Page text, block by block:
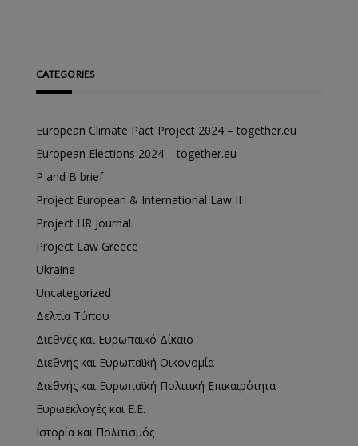
CATEGORIES
European Climate Pact Project 2024 – together.eu
European Elections 2024 – together.eu
P and B brief
Project European & International Law II
Project HR Journal
Project Law Greece
Ukraine
Uncategorized
Δελτία Τύπου
Διεθνές και Ευρωπαϊκό Δίκαιο
Διεθνής και Ευρωπαϊκή Οικονομία
Διεθνής και Ευρωπαϊκή Πολιτική Επικαιρότητα
Ευρωεκλογές και Ε.Ε.
Ιστορία και Πολιτισμός